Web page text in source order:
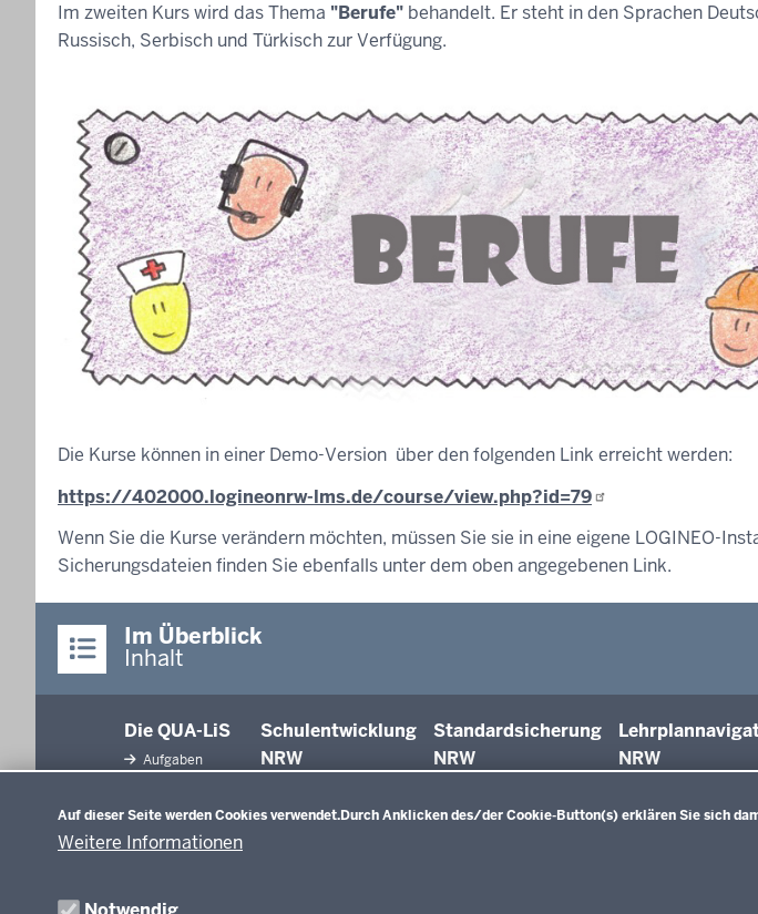
Auf dieser Seite werden Cookies verwendet.Durch Anklicken des/der Cookie-Button(s) erklären Sie sich
Weitere Informationen
Im zweiten Kurs wird das Thema "Berufe" behandelt. Er steht in den Sprachen
Russisch, Serbisch und Türkisch zur Verfügung.
Die Kurse können in einer Demo-Version über den folgenden Link erreicht werden:
https://402000.logineonrw-lms.de/course/view.php?id=79
Wenn Sie die Kurse verändern möchten, müssen Sie sie in eine eigene LOGINEO-
Sicherungsdateien finden Sie ebenfalls unter dem oben angegebenen Link.
Im Überblick
Inhalt
Die QUA-LiS
Aufgaben
Veranstaltungen
Veröffentlichungen
Schulentwicklung
NRW
Unterricht
Standardsicherung
NRW
NRW